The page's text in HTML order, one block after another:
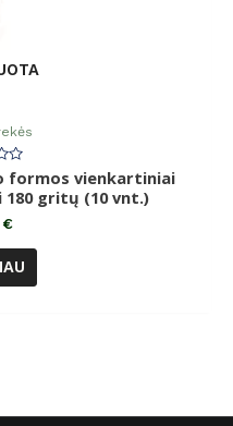
formos vienkartiniai
gritų (10 vnt.)
€